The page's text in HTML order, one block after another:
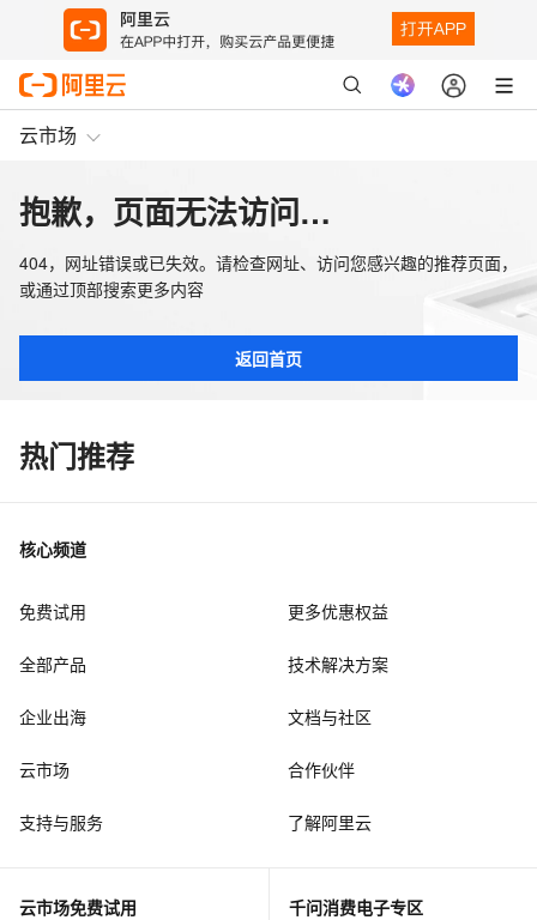
云市场
抱歉，页面无法访问…
404，网址错误或已失效。请检查网址、访问您感兴趣的推荐页面，
或通过顶部搜索更多内容
返回首页
热门推荐
核心频道
免费试用 更多优惠权益
全部产品 技术解决方案
企业出海 文档与社区
云市场 合作伙伴
支持与服务 了解阿里云
云市场免费试用
千问消费电子专区